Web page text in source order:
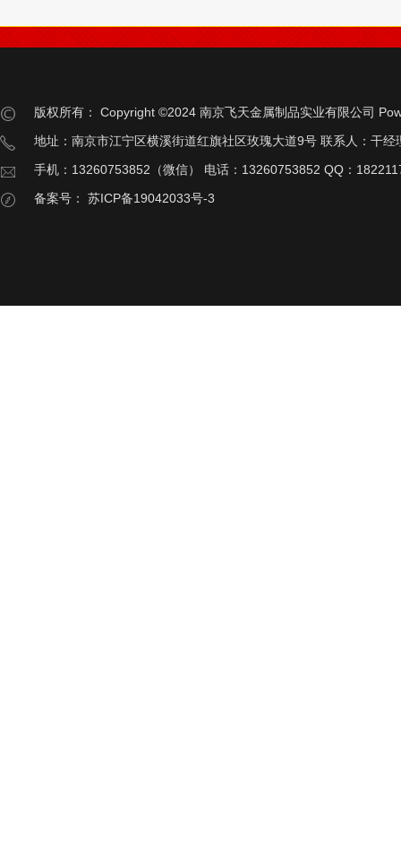
版权所有： Copyright ©2024 南京飞天金属制品实业有限公司
地址：南京市江宁区横溪街道红旗社区玫瑰大道9号 联系人：干经
手机：13260753852（微信） 电话：13260753852 QQ：
备案号：
苏ICP备19042033号-3